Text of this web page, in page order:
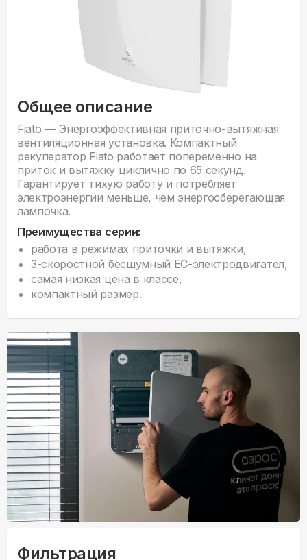
Общее описание
Fiato — Энергоэффективная приточно-вытяжная
вентиляционная установка. Компактный
рекуператор Fiato работает попеременно на
приток и вытяжку циклично по 65 секунд.
Гарантирует тихую работу и потребляет
электроэнергии меньше, чем энергосберегающая
лампочка.
Преимущества серии:
работа в режимах приточки и вытяжки,
3-скоростной бесшумный EC-электродвигател,
самая низкая цена в классе,
компактный размер.
Фильтрация